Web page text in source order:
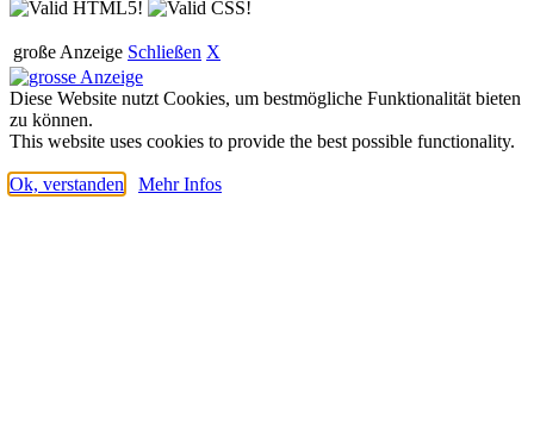
große Anzeige Schließen X
Diese Website nutzt Cookies, um bestmögliche Funktionalität bieten
zu können.
This website uses cookies to provide the best possible functionality.
Ok, verstanden Mehr Infos